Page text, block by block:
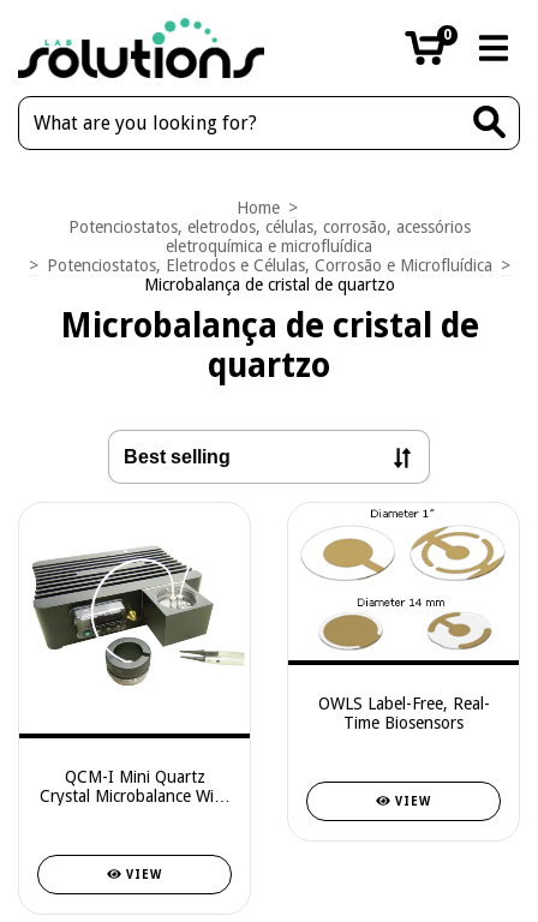
0
Home >
Potenciostatos, eletrodos, células, corrosão, acessórios
eletroquímica e microfluídica
> Potenciostatos, Eletrodos e Células, Corrosão e Microfluídica >
Microbalança de cristal de quartzo
Microbalança de cristal de
quartzo
QCM-I Mini Quartz
Crystal Microbalance With
VIEW
OWLS Label-Free, Real-
Time Biosensors
VIEW